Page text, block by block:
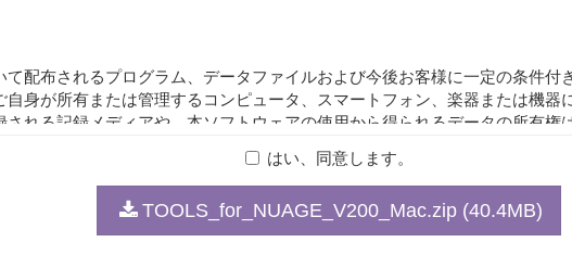
配布されるプログラム、データファイルおよび今後お客様に一定の条件
身が所有または管理するコンピュータ、スマートフォン、楽器または機
される記録メディアや、本ソフトウェアの使用から得られるデータの所有
たり、以下の行為を行なってはなりません。
はい、同意します。
TOOLS_for_NUAGE_V200_Mac.zip (40.4MB)